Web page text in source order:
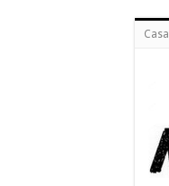
Casa